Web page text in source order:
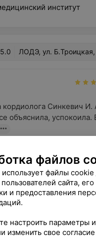
институт
5.0 ЛОДЭ, ул. Б.Троицкая,
Синкевич И.
объяснила, успокоила.
Благодарим Вас за
слова в адрес
что приём п...
файлов
файлы
пользователей сайта,
и предоставления
настроить параметры
изменить свое